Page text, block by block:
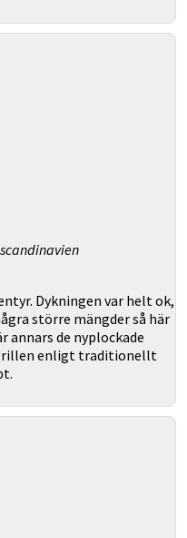
Dykningen var helt ok,
större mängder så här
de nyplockade
enligt traditionellt